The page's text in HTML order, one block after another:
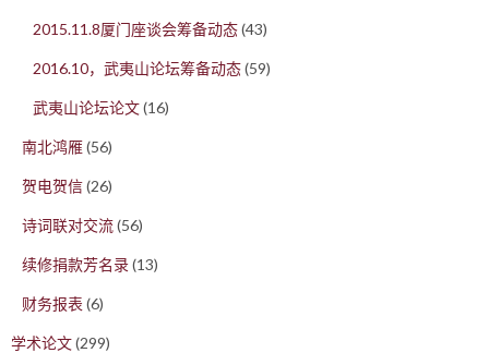
2015.11.8厦门座谈会筹备动态(43)
2016.10，武夷山论坛筹备动态(59)
武夷山论坛论文(16)
南北鸿雁(56)
贺电贺信(26)
诗词联对交流(56)
续修捐款芳名录(13)
财务报表 (6)
学术论文(299)